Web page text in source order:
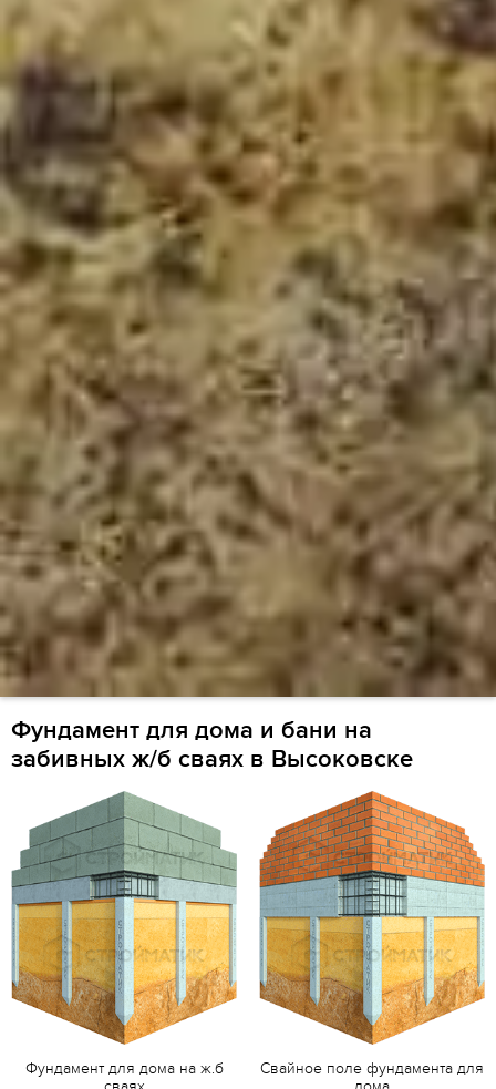
Фундамент для дома и бани на
забивных ж/б сваях в Высоковске
Фундамент для дома на ж.б
Свайное поле фундамента для